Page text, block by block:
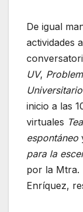
De igual
actividades
UV,
Universitario
inicio a las
virtuales
espontáneo
para la
por la Mtra.
Enríquez,